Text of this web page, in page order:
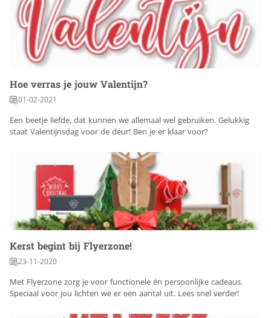
Hoe verras je jouw Valentijn?
01-02-2021
Een beetje liefde, dat kunnen we allemaal wel gebruiken. Gelukkig
staat Valentijnsdag voor de deur! Ben je er klaar voor?
Kerst begint bij Flyerzone!
23-11-2020
Met Flyerzone zorg je voor functionele én persoonlijke cadeaus.
Speciaal voor jou lichten we er een aantal uit. Lees snel verder!